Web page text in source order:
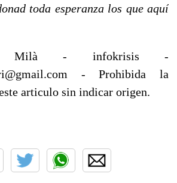
toda esperanza los que aquí
Milà - infokrisis -
- Prohibida la
articulo sin indicar origen.